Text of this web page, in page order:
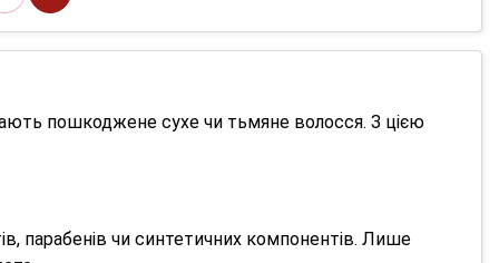
пошкоджене сухе чи тьмяне волосся. З цією
парабенів чи синтетичних компонентів. Лише